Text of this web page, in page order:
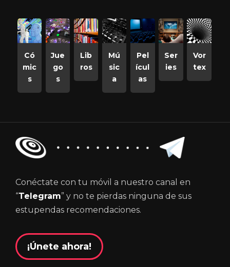
Có
mic
s
Jue
go
s
Lib
ros
Mú
sic
a
Pel
ícul
as
Ser
ies
Vor
tex
Conéctate con tu móvil a nuestro canal en
“Telegram” y no te pierdas ninguna de sus
estupendas recomendaciones.
¡Únete ahora!